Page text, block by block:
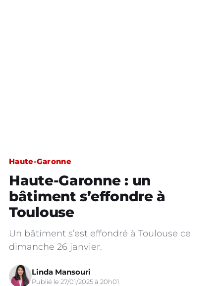
Haute-Garonne
Haute-Garonne : un
bâtiment s’effondre à
Toulouse
Un bâtiment s’est effondré à Toulouse ce
dimanche 26 janvier.
Linda Mansouri
Publié le 27/01/2025 à 20h01